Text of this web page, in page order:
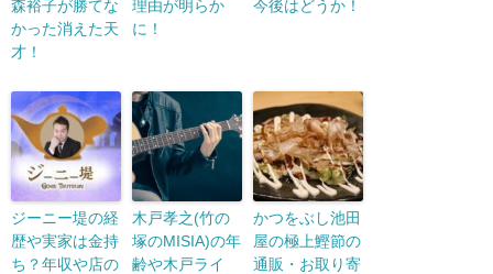
森裕子が勝てな
かった消えた天
才！
理由が明らか
に！
今後はどうか！
ジーニー堤の経
歴や実家は金持
ち？年収や店の
木戸孝之(竹の
塚のMISIA)の年
齢や木戸ライ
かつをぶし池田
屋の極上鰹節の
通販・お取り寄